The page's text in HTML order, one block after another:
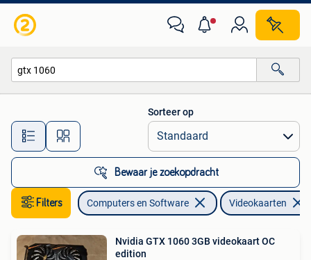
Alle afstanden…
Sorteer op
Bewaar je zoekopdracht
Filters Computers en Software Videokaarten
Nvidia GTX 1060 3GB videokaart OC
edition